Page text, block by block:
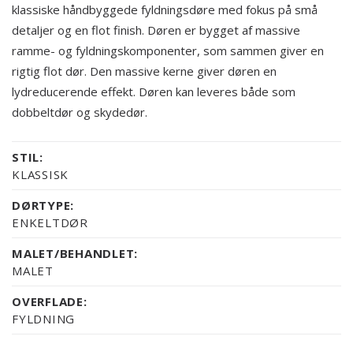
klassiske håndbyggede fyldningsdøre med fokus på små
detaljer og en flot finish. Døren er bygget af massive
ramme- og fyldningskomponenter, som sammen giver en
rigtig flot dør. Den massive kerne giver døren en
lydreducerende effekt. Døren kan leveres både som
dobbeltdør og skydedør.
STIL:
KLASSISK
DØRTYPE:
ENKELTDØR
MALET/BEHANDLET:
MALET
OVERFLADE:
FYLDNING